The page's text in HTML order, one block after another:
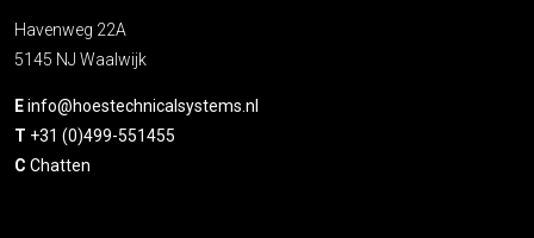
Havenweg 22A
5145 NJ Waalwijk
Einfo@hoestechnicalsystems.nl
T +31 (0)499-551455
C Chatten